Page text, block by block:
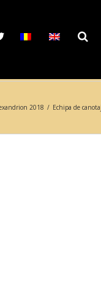
2018 / Echipa de